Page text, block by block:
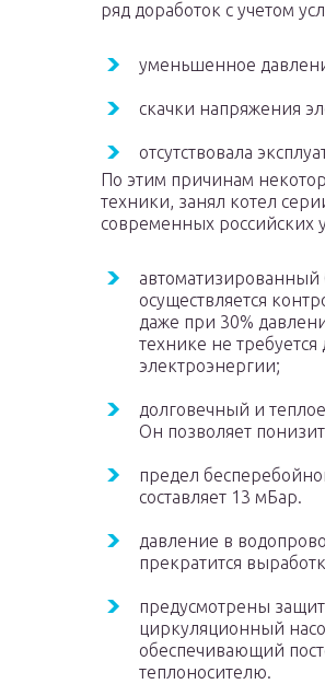
ряд доработок с учетом
уменьшенное
скачки напряжения
отсутствовала
По этим причинам
техники, занял котел
современных российских
осуществляется
даже при 30%
технике не
электроэнергии;
долговечный и
Он позволяет
предел
составляет 13 мБар.
давление в
прекратится
предусмотрены
циркуляционный
обеспечивающий
теплоносителю.